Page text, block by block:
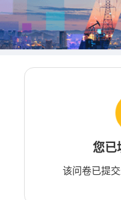
您已
该问卷已提